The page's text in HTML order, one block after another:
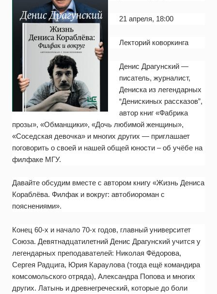
апреля,
18:00
21 апреля, 18:00
Лекторий коворкинга
Денис Драгунский —
писатель, журналист,
Дениска из легендарных
“Денискиных рассказов”,
автор книг «Фабрика
прозы», «Обманщики», «Дочь любимой женщины»,
«Соседская девочка» и многих других — приглашает
поговорить о своей и нашей общей юности – об учёбе на
филфаке МГУ.
Давайте обсудим вместе с автором книгу «Жизнь Дениса
Кораблёва. Филфак и вокруг: автобиороман с
пояснениями».
Конец 60-х и начало 70-х годов, главный университет
Союза. Девятнадцатилетний Денис Драгунский учится у
легендарных преподавателей: Николая Фёдорова,
Сергея Радцига, Юрия Караулова (тогда ещё командира
комсомольского отряда), Александра Попова и многих
других. Латынь и древнегреческий, которые до боли